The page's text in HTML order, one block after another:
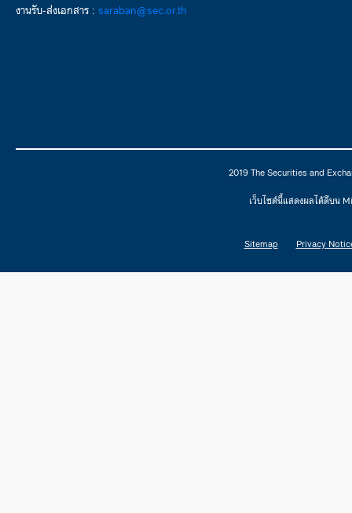
งานรับ-ส่งเอกสาร : saraban@sec.or.th
2019 The Securities and
เว็บไซต์นี้แสดงผลได้ดีบน
Sitemap Privacy